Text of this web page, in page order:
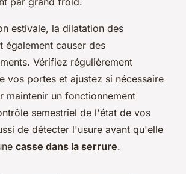
estivale, la dilatation des
également causer des
Vérifiez régulièrement
vos portes et ajustez si nécessaire
maintenir un fonctionnement
semestriel de l'état de vos
de détecter l'usure avant qu'elle
casse dans la serrure.